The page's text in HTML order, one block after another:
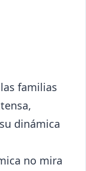
familias
dinámica
no mira